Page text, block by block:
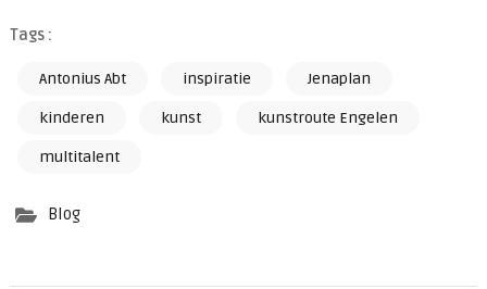
Tags :
Antonius Abt inspiratie Jenaplan
kinderen kunst kunstroute Engelen
multitalent
Blog